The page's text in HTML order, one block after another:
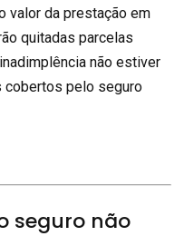
valor da prestação em
quitadas parcelas
não estiver
cobertos pelo seguro
seguro não